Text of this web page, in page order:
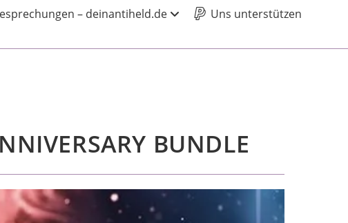
– deinantiheld.de
Uns unterstützen
BUNDLE